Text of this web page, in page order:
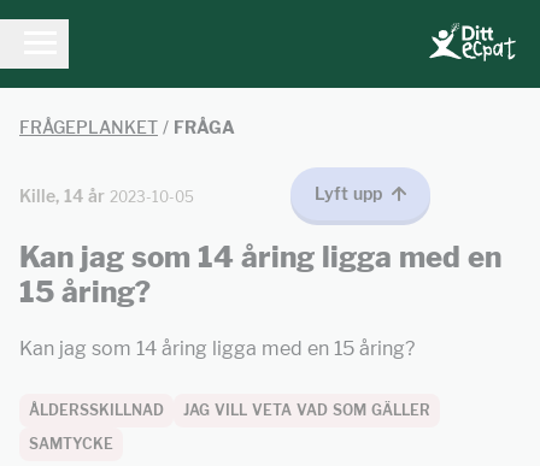
FRÅGEPLANKET / FRÅGA
Kille, 14 år 2023-10-05 Lyft upp
Kan jag som 14 åring ligga med en
15 åring?
Kan jag som 14 åring ligga med en 15 åring?
ÅLDERSSKILLNAD
JAG VILL VETA VAD SOM GÄLLER
SAMTYCKE